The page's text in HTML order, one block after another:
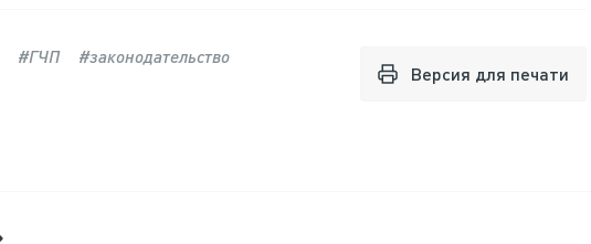
#ГЧП
#законодательство
Версия для печати